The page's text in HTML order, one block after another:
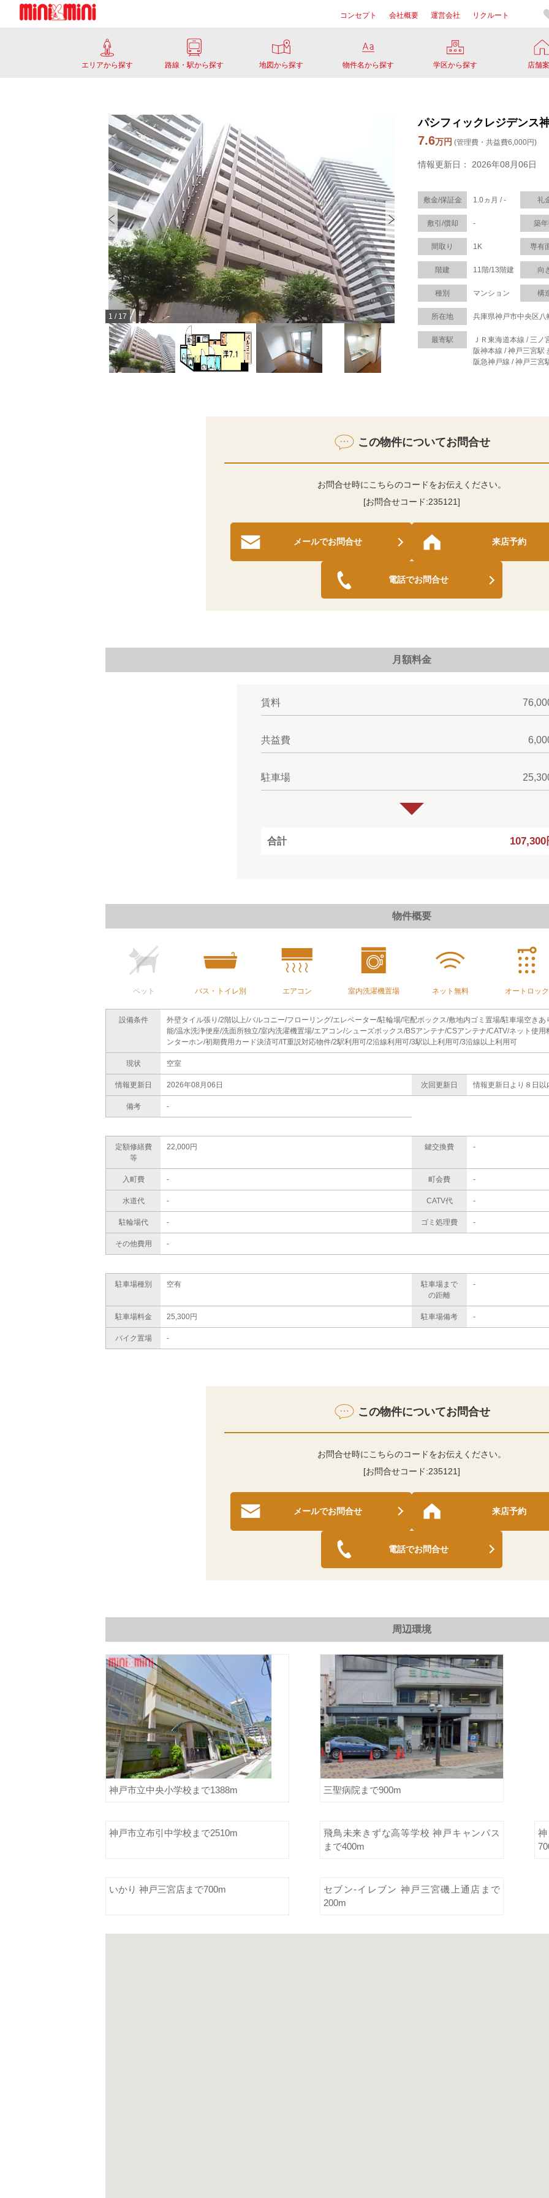
コンセプト 会社概要 運営会社 リクルート
エリアから探す 路線・駅から探す 地図から探す 物件名から探す 学区から探す 店舗
1 / 17
パシフィックレジデンス
7.6万円 (管理費・共益費6,000円)
情報更新日： 2026年08月06日
敷金/保証金 1.0ヵ月 / - 礼
敷引/償却 - 築
間取り 1K 専有
階建 11階/13階建 向
種別 マンション 構
所在地 兵庫県神戸市中央区八
最寄駅
ＪＲ東海道本線 / 三ノ
阪神本線 / 神戸三宮駅
阪急神戸線 / 神戸三宮
この物件についてお問合せ
お問合せ時にこちらのコードをお伝えください。
[お問合せコード:235121]
メールでお問合せ 来店予約
電話でお問合せ
月額料金
賃料
共益費
駐車場
合計 107,300
物件概要
ペット バス・トイレ別 エアコン 室内洗濯機置場 ネット無料 オートロック
設備条件
外壁タイル張り/2階以上/バルコニー/フローリング/エレベーター/駐輪場/宅配ボックス/敷地内ゴミ置場/駐車場空き
能/温水洗浄便座/洗面所独立/室内洗濯機置場/エアコン/シューズボックス/BSアンテナ/CSアンテナ/CATV/ネット使
ンターホン/初期費用カード決済可/IT重説対応物件/2駅利用可/2沿線利用可/3駅以上利用可/3沿線以上利用可
現状 空室
情報更新日 2026年08月06日 次回更新日 情報更新日より８日以
備考 -
定額修繕費
等
22,000円 鍵交換費 -
入町費 - 町会費 -
水道代 - CATV代 -
駐輪場代 - ゴミ処理費 -
その他費用 -
駐車場種別 空有
駐車場まで
の距離
-
駐車場料金 25,300円 駐車場備考 -
バイク置場 -
この物件についてお問合せ
お問合せ時にこちらのコードをお伝えください。
[お問合せコード:235121]
メールでお問合せ 来店予約
電話でお問合せ
周辺環境
神戸市立中央小学校まで1388m 三聖病院まで900m
神戸市立布引中学校まで2510m
飛鳥未来きずな高等学校 神戸キャンパス
まで400m
いかり 神戸三宮店まで700m
セブン-イレブン 神戸三宮磯上通店まで
200m